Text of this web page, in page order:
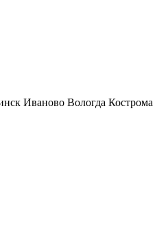
Иваново Вологда Кострома